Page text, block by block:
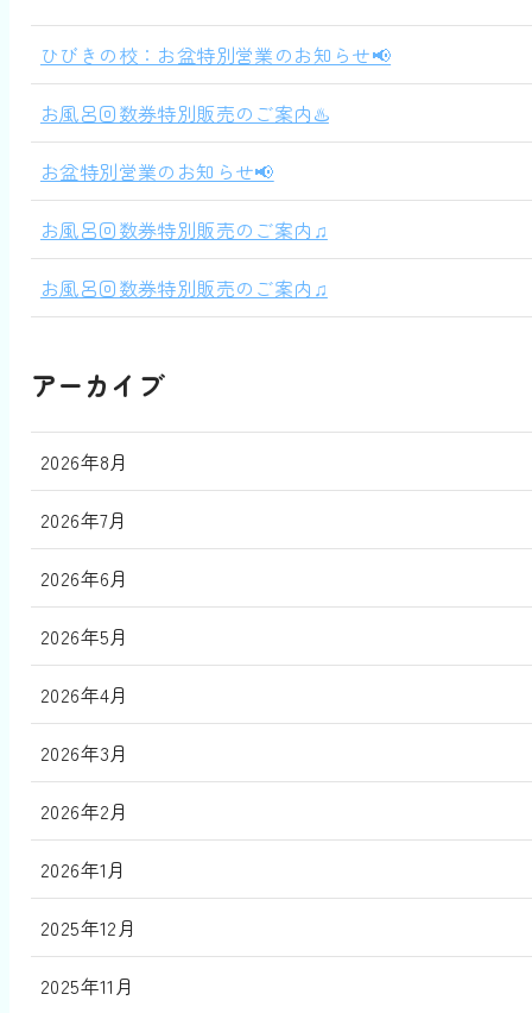
ひびきの校：お盆特別営業のお知らせ📢
お風呂回数券特別販売のご案内♨️
お盆特別営業のお知らせ📢
お風呂回数券特別販売のご案内♫
お風呂回数券特別販売のご案内♫
アーカイブ
2026年8月
2026年7月
2026年6月
2026年5月
2026年4月
2026年3月
2026年2月
2026年1月
2025年12月
2025年11月